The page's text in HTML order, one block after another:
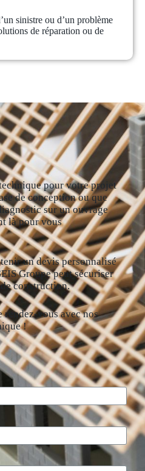
sinistre ou d’un problème
de réparation ou de
pour votre projet
de conception ou que
sur un ouvrage
là pour vous
un devis personnalisé
Groupe peut sécuriser
construction.
vous avec nos
!